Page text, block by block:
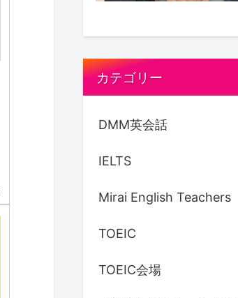
カテゴリー
DMM英会話
IELTS
Mirai English Teachers
TOEIC
TOEIC会場